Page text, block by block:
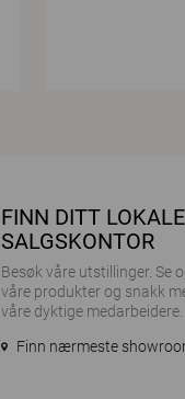
FINN DITT LOKALE
SALGSKONTOR
Besøk våre utstillinger. Se
våre produkter og snakk
våre dyktige medarbeidere.
Finn nærmeste